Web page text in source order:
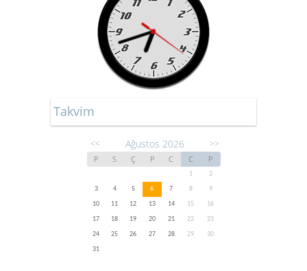
Takvim
<< Ağustos 2026 >>
P S Ç P C C P
1
2
3
4 5 6 7 8
9
10
11 12 13 14 15
16
17
18 19 20 21 22
23
24
25 26 27 28 29
30
31